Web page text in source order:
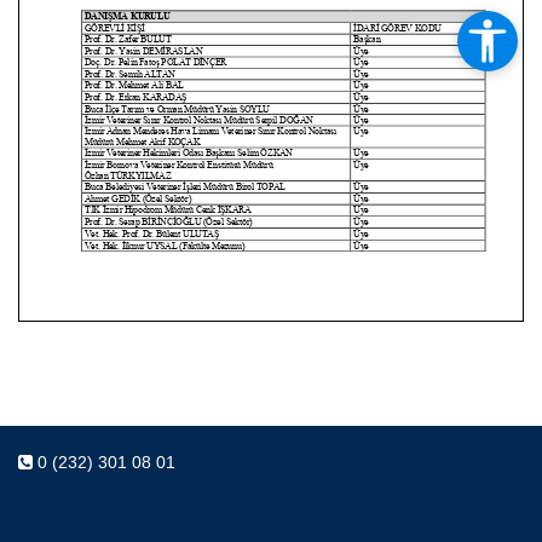
0 (232) 301 08 01